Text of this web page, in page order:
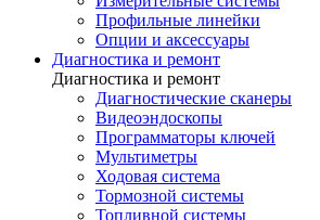
Профильные линейки
Опции и аксессуары
Диагностика и ремонт
Диагностика и ремонт
Диагностические сканеры
Видеоэндоскопы
Программаторы ключей
Мультиметры
Ходовая система
Тормозной системы
Топливной системы